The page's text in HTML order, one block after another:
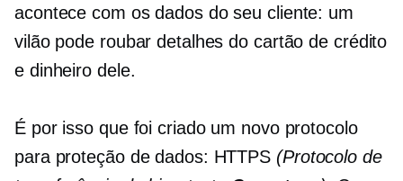
acontece com os dados do seu cliente: um
vilão pode roubar detalhes do cartão de crédito
e dinheiro dele.
É por isso que foi criado um novo protocolo
para proteção de dados: HTTPS (Protocolo de